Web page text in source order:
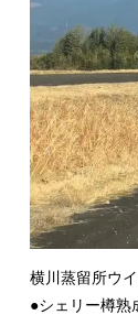
横川蒸留所ウ
●シェリー樽熟